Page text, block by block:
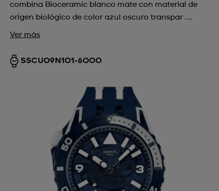
combina Bioceramic blanco mate con material de
origen biológico de color azul oscuro transpar ...
Ver más
SSCU09N101-6000